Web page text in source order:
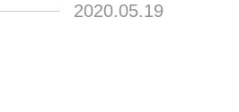
2020.05.19